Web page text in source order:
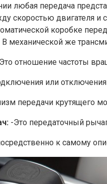
любая передача
скоростью двигателя и
коробке
механической же
отношение частоты
или
передачи крутящего
-Это передаточный
к самому